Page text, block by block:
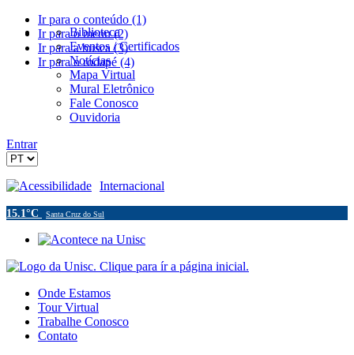
Ir para o conteúdo (1)
Ir para o menu (2)
Ir para a busca (3)
Ir para o rodapé (4)
Biblioteca
Eventos / Certificados
Notícias
Mapa Virtual
Mural Eletrônico
Fale Conosco
Ouvidoria
Entrar
Acessibilidade Internacional
15.1°C Santa Cruz do Sul
Onde Estamos
Tour Virtual
Trabalhe Conosco
Contato